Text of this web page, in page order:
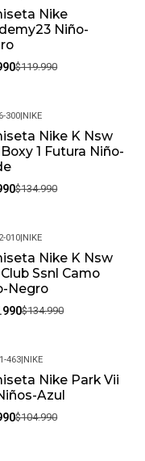
Uso Diario.
Nike
Niño-
$119.990
300|NIKE
Nike K Nsw
1 Futura Niño-
$134.990
010|NIKE
Nike K Nsw
Ssnl Camo
Negro
$134.990
463|NIKE
Nike Park Vii
Azul
$104.990